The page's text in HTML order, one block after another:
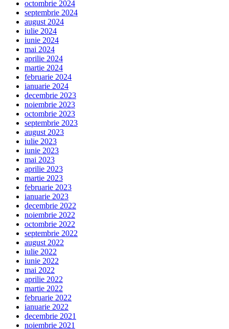
octombrie 2024
septembrie 2024
august 2024
iulie 2024
iunie 2024
mai 2024
aprilie 2024
martie 2024
februarie 2024
ianuarie 2024
decembrie 2023
noiembrie 2023
octombrie 2023
septembrie 2023
august 2023
iulie 2023
iunie 2023
mai 2023
aprilie 2023
martie 2023
februarie 2023
ianuarie 2023
decembrie 2022
noiembrie 2022
octombrie 2022
septembrie 2022
august 2022
iulie 2022
iunie 2022
mai 2022
aprilie 2022
martie 2022
februarie 2022
ianuarie 2022
decembrie 2021
noiembrie 2021